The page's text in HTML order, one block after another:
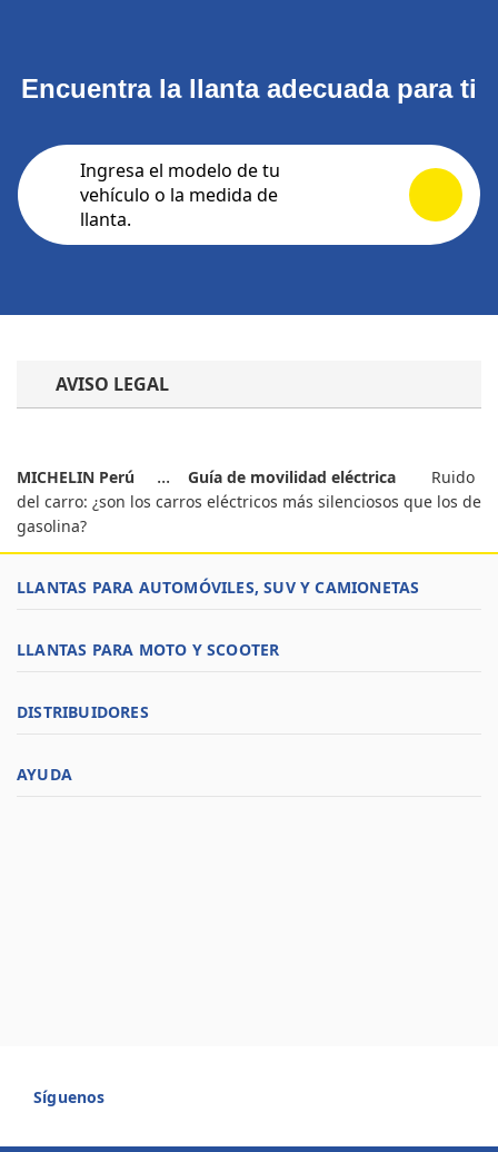
Encuentra la llanta adecuada para ti
Ingresa el modelo de tu
vehículo o la medida de
llanta.
AVISO LEGAL
MICHELIN Perú Guía de movilidad eléctrica
Ruido
del carro: ¿son los carros eléctricos más silenciosos que los de
gasolina?
LLANTAS PARA AUTOMÓVILES, SUV Y CAMIONETAS
LLANTAS PARA MOTO Y SCOOTER
DISTRIBUIDORES
AYUDA
Síguenos